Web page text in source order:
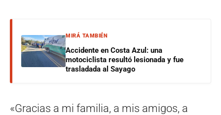
MIRÁ TAMBIÉN
Accidente en Costa Azul: una
motociclista resultó lesionada y fue
trasladada al Sayago
«Gracias a mi familia, a mis amigos, a